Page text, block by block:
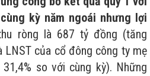
kỳ năm ngoái nhưng lợi
ròng là 687 tỷ đồng (tăng
LNST của cổ đông công ty mẹ
so với cùng kỳ). Những